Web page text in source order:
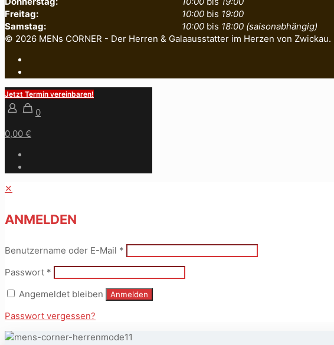
Freitag:
Samstag:
10:00 bis 19:00
10:00 bis 18:00 (saisonabhängig)
© 2026 MENs CORNER - Der Herren & Galaausstatter im Herzen von Zwickau. |
Jetzt Termin vereinbaren!
0
0,00 €
✕
ANMELDEN
Benutzername oder E-Mail *
Passwort *
Angemeldet bleiben
Anmelden
Passwort vergessen?